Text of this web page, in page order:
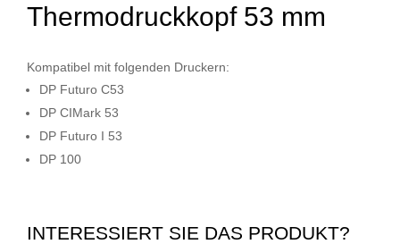
Thermodruckkopf 53 mm
Kompatibel mit folgenden Druckern:
DP Futuro C53
DP CIMark 53
DP Futuro I 53
DP 100
INTERESSIERT SIE DAS PRODUKT?